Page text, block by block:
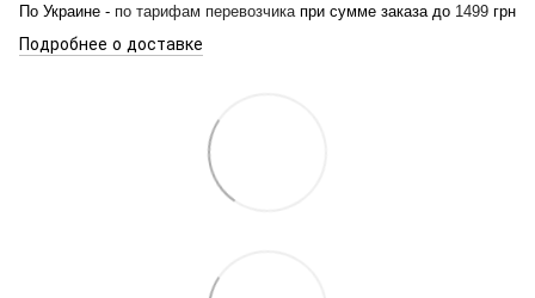
По Украине - по тарифам перевозчика при сумме заказа до 1499 грн
Подробнее о доставке